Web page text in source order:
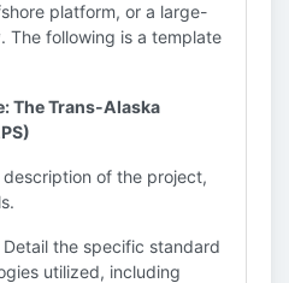
platform, or a large-
The following is a template
The Trans-Alaska
description of the project,
Detail the specific standard
utilized, including